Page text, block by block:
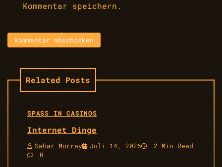
Kommentar speichern.
Related Posts
SPASS IN CASINOS
Internet Dinge
Sahar Murray Juli 14, 2026
2 Min Read
0